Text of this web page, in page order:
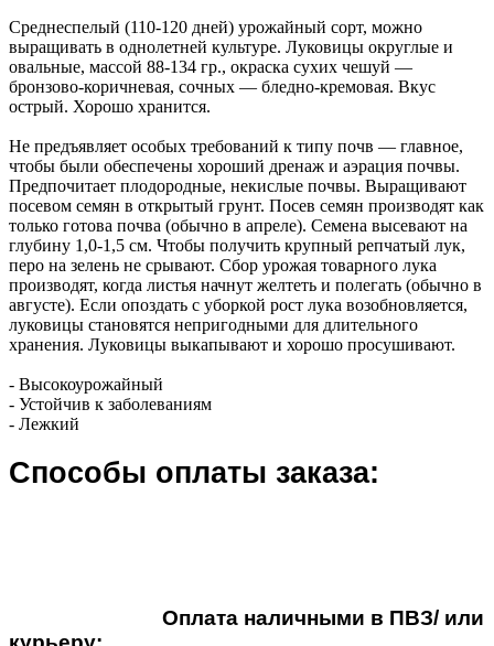
Среднеспелый (110-120 дней) урожайный сорт, можно
выращивать в однолетней культуре. Луковицы округлые и
овальные, массой 88-134 гр., окраска сухих чешуй —
бронзово-коричневая, сочных — бледно-кремовая. Вкус
острый. Хорошо хранится.
Не предъявляет особых требований к типу почв — главное,
чтобы были обеспечены хороший дренаж и аэрация почвы.
Предпочитает плодородные, некислые почвы. Выращивают
посевом семян в открытый грунт. Посев семян производят как
только готова почва (обычно в апреле). Семена высевают на
глубину 1,0-1,5 см. Чтобы получить крупный репчатый лук,
перо на зелень не срывают. Сбор урожая товарного лука
производят, когда листья начнут желтеть и полегать (обычно в
августе). Если опоздать с уборкой рост лука возобновляется,
луковицы становятся непригодными для длительного
хранения. Луковицы выкапывают и хорошо просушивают.
- Высокоурожайный
- Устойчив к заболеваниям
- Лежкий
Способы оплаты заказа:
Оплата наличными в ПВЗ/ или